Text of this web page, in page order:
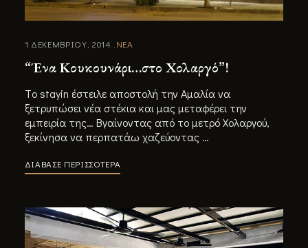
1 ΔΕΚΕΜΒΡΙΟΥ, 2014 ΝΕΑ
“Ένα Κουκουνάρι…στο Χολαργό”!
Tο stayin έστειλε αποστολή την Αμαλία να
ξετρυπώσει νέα στέκια και μας μεταφέρει την
εμπειρία της… Βγαίνοντας από το μετρό Χολαργού,
ξεκίνησα να περπατάω χαζεύοντας …
ΔΙΑΒΑΣΕ ΠΕΡΙΣΣΟΤΕΡΑ